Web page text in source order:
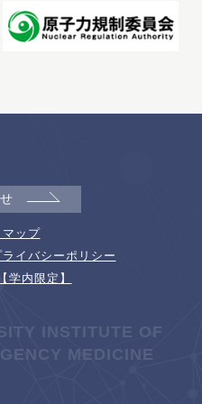
ップ
イバシーポリシー
学内限定】
INSTITUTE OF
MEDICINE